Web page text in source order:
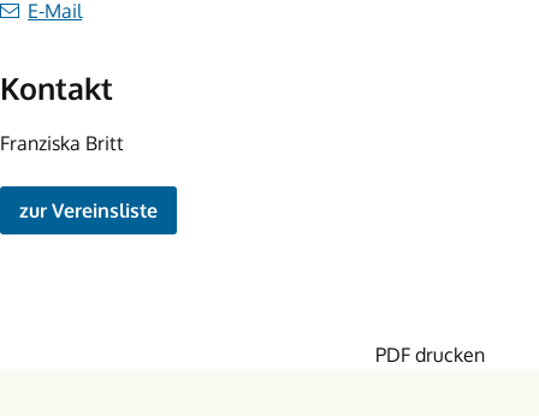
E-Mail
Kontakt
Franziska Britt
zur Vereinsliste
PDF drucken